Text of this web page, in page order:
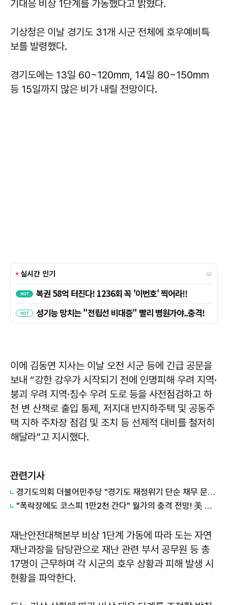
기대응 비상 1단계를 가동했다고 밝혔다.
기상청은 이날 경기도 31개 시군 전체에 호우예비특
보를 발령했다.
경기도에는 13일 60~120mm, 14일 80~150mm
등 15일까지 많은 비가 내릴 전망이다.
이에 김동연 지사는 이날 오전 시군 등에 긴급 공문을
보내 “강한 강우가 시작되기 전에 인명피해 우려 지역·
붕괴 우려 지역·침수 우려 도로 등을 사전점검하고 하
천 변 산책로 출입 통제, 저지대 반지하주택 및 공동주
택 지하 주차장 점검 및 조치 등 선제적 대비를 철저히
해달라”고 지시했다.
관련기사
경기도의회 더불어민주당 "경기도 재정위기 단순 채무 문제 아냐"...세수체계 개편 논의
"폭락장에도 코스피 1만2천 간다" 월가의 충격 전망! 美 반도체 15% 관세 폭탄·7조 빚 경기도 세수 전쟁까지
재난안전대책본부 비상 1단계 가동에 따라 도는 자연
재난과장을 담당관으로 재난 관련 부서 공무원 등 총
17명이 근무하며 각 시군의 호우 상황과 피해 발생 시
현황을 파악한다.